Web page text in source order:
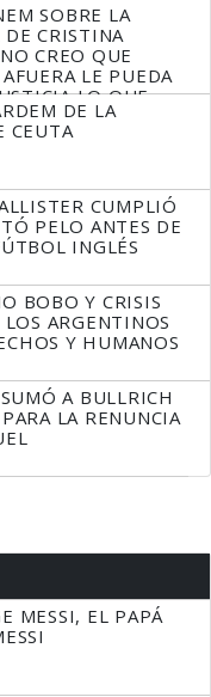
SOBRE LA
DE CRISTINA
CREO QUE
LE PUEDA
LO QUE
DE LA
CEUTA
CUMPLIÓ
PELO ANTES DE
INGLÉS
BOBO Y CRISIS
ARGENTINOS
Y HUMANOS
A BULLRICH
LA RENUNCIA
MESSI, EL PAPÁ